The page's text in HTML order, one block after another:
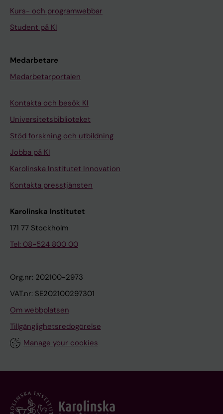
Kurs- och programwebbar
Student på KI
Medarbetare
Medarbetarportalen
Kontakta och besök KI
Universitetsbiblioteket
Stöd forskning och utbildning
Jobba på KI
Karolinska Institutet Innovation
Kontakta presstjänsten
Karolinska Institutet
171 77 Stockholm
Tel: 08-524 800 00
Org.nr: 202100-2973
VAT.nr: SE202100297301
Om webbplatsen
Tillgänglighetsredogörelse
Manage your cookies